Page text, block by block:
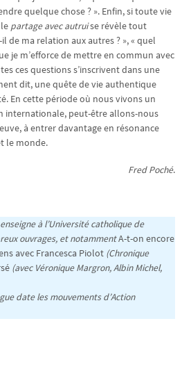
quelque chose ? ». Enfin, si toute vie
partage avec autruise révèle tout
de ma relation aux autres ? », « quel
je m’efforce de mettre en commun avec
ces questions s’inscrivent dans une
dit, une quête de vie authentique
En cette période où nous vivons un
internationale, peut-être allons-nous
à entrer davantage en résonance
le monde.
Fred Poché.
à l’Université catholique de
ouvrages, et notammentA-t-on encore
avec Francesca Piolot (Chronique
(avec Véronique Margron, Albin Michel,
date les mouvements d’Action